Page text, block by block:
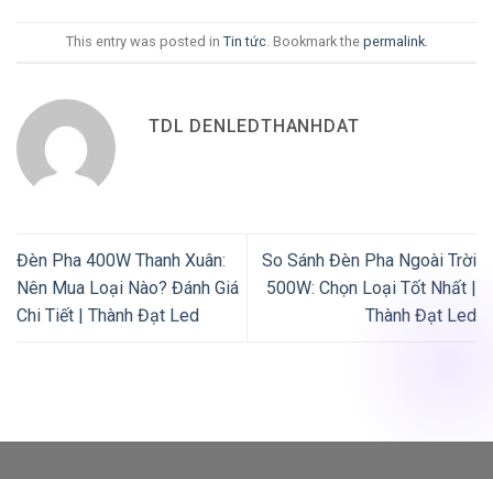
This entry was posted in Tin tức. Bookmark the permalink.
TDL DENLEDTHANHDAT
Đèn Pha 400W Thanh Xuân:
Nên Mua Loại Nào? Đánh Giá
Chi Tiết | Thành Đạt Led
So Sánh Đèn Pha Ngoài Trời
500W: Chọn Loại Tốt Nhất |
Thành Đạt Led